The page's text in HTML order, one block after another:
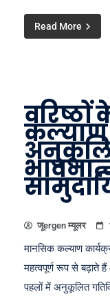
Read More
कल्याण
जूergen म्यूलर
मानसिक कल्याण
महत्वपूर्ण रूप से बढ़ाते
पहलों में अनुकूलित